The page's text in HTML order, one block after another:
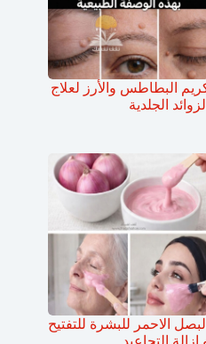
البطاطس والأرز لعلاج
الزوائد الجلدية
البصل الاحمر للبشرة للتفتيح
إزالة التجاعيد